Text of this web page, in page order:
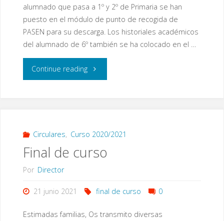
alumnado que pasa a 1º y 2º de Primaria se han
puesto en el módulo de punto de recogida de
PASEN para su descarga. Los historiales académicos
del alumnado de 6º también se ha colocado en el …
Continue reading"Diversas
Circulares, Curso 2020/2021
Final de curso
Por Director
21 junio 2021 final de curso 0
Estimadas familias, Os transmito diversas